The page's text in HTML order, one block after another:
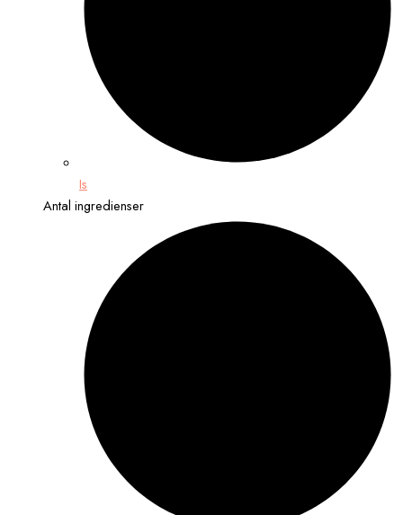
Is
Antal ingredienser